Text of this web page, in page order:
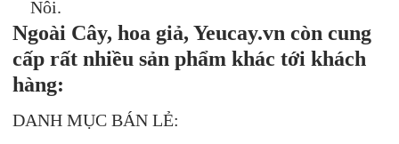
Nôi.
Ngoài Cây, hoa giả, Yeucay.vn còn cung
cấp rất nhiều sản phẩm khác tới khách
hàng:
DANH MỤC BÁN LẺ: